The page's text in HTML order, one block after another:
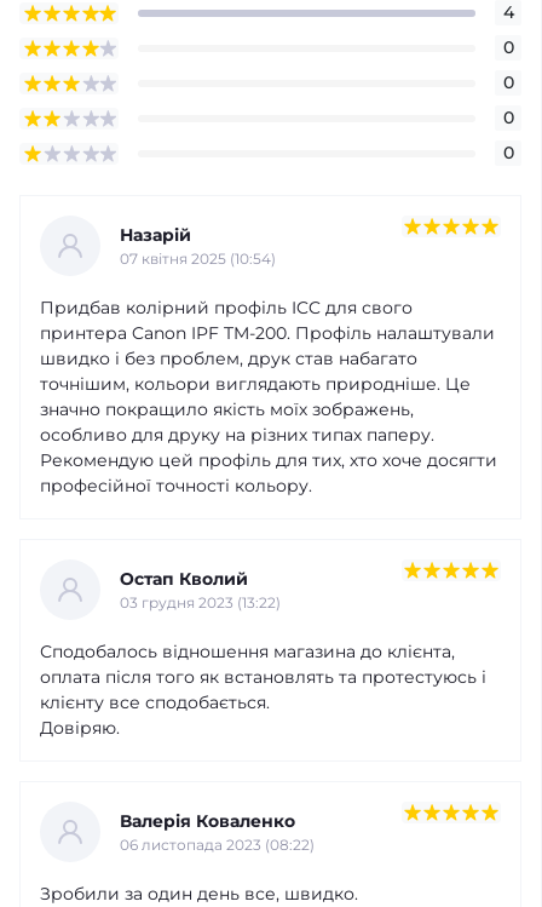
4
0
0
0
0
Назарій
07 квітня 2025 (10:54)
Придбав колірний профіль ICC для свого
принтера Canon IPF TM-200. Профіль налаштували
швидко і без проблем, друк став набагато
точнішим, кольори виглядають природніше. Це
значно покращило якість моїх зображень,
особливо для друку на різних типах паперу.
Рекомендую цей профіль для тих, хто хоче досягти
професійної точності кольору.
Остап Кволий
03 грудня 2023 (13:22)
Сподобалось відношення магазина до клієнта,
оплата після того як встановлять та протестуюсь і
клієнту все сподобається.
Довіряю.
Валерія Коваленко
06 листопада 2023 (08:22)
Зробили за один день все, швидко.